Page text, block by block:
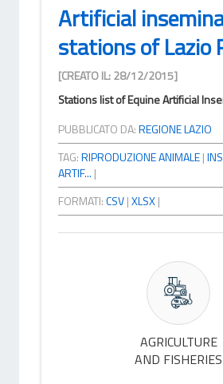
Artificial
stations of Lazio
[CREATO IL: 28/12/2015]
Stations list of Equine Artificial
PUBBLICATO DA:REGIONE LAZIO
TAG:RIPRODUZIONE ANIMALE|
ARTIF... |
FORMATI:CSV|XLSX|
AGRICULTURE
AND FISHERIES